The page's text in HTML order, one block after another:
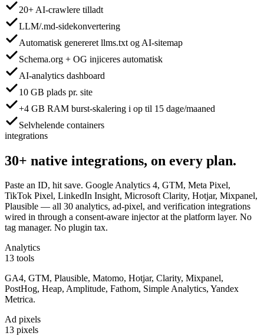
20+ AI-crawlere tilladt
LLM/.md-sidekonvertering
Automatisk genereret llms.txt og AI-sitemap
Schema.org + OG injiceres automatisk
AI-analytics dashboard
10 GB plads pr. site
+4 GB RAM burst-skalering i op til 15 dage/maaned
Selvhelende containers
integrations
30+ native integrations, on every plan.
Paste an ID, hit save. Google Analytics 4, GTM, Meta Pixel,
TikTok Pixel, LinkedIn Insight, Microsoft Clarity, Hotjar, Mixpanel,
Plausible — all 30 analytics, ad-pixel, and verification integrations
wired in through a consent-aware injector at the platform layer. No
tag manager. No plugin tax.
Analytics
13 tools
GA4, GTM, Plausible, Matomo, Hotjar, Clarity, Mixpanel,
PostHog, Heap, Amplitude, Fathom, Simple Analytics, Yandex
Metrica.
Ad pixels
13 pixels